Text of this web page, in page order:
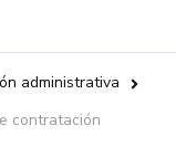
administrativa
contratación